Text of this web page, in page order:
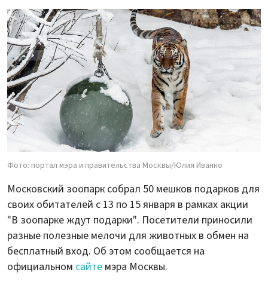
Фото: портал мэра и правительства Москвы/Юлия Иванко
Московский зоопарк собрал 50 мешков подарков для
своих обитателей с 13 по 15 января в рамках акции
"В зоопарке ждут подарки". Посетители приносили
разные полезные мелочи для животных в обмен на
бесплатный вход. Об этом сообщается на
официальном сайте мэра Москвы.